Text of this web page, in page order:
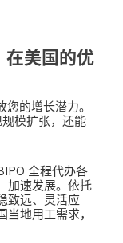
美国的优
的增长潜力。
模扩张，还能
全程代办各
加速发展。依托
致远、灵活应
地用工需求，